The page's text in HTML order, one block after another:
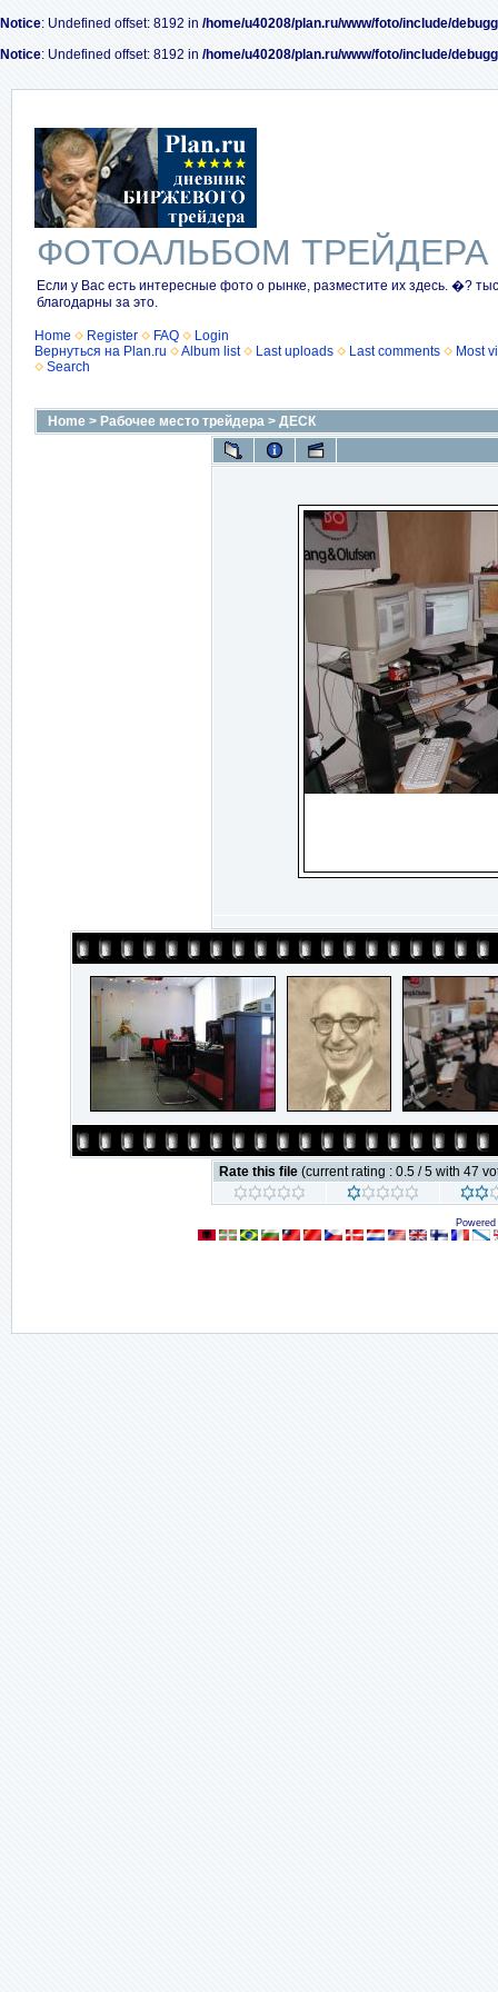
Notice: Undefined offset: 8192 in /home/u40208/plan.ru/www/foto/include/
Notice: Undefined offset: 8192 in /home/u40208/plan.ru/www/foto/include/
ФОТОАЛЬБОМ ТРЕЙДЕРА
Если у Вас есть интересные фото о рынке, разместите их здесь. �?
благодарны за это.
Home Register FAQ
Login
Вернуться на Plan.ru
Album list Last uploads Last comments
Most
Search
Home > Рабочее место трейдера > ДЕСК
Rate this file (current rating : 0.5 / 5 with 47